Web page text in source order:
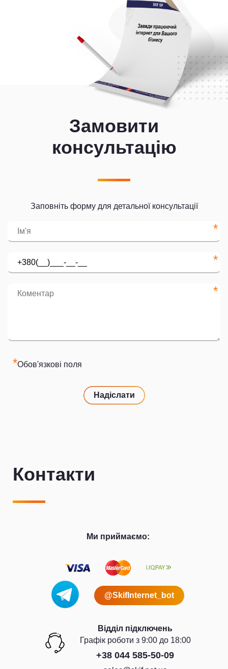
Замовити
консультацію
Заповніть форму для детальної консультації
*
*
*
*Обов'язкові поля
Надіслати
Контакти
Ми приймаємо:
@SkifInternet_bot
Відділ підключень
Графiк роботи з 9:00 до 18:00
+38 044 585-50-09